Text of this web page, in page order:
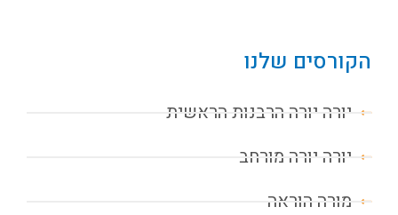
הקורסים שלנו
יורה יורה הרבנות הראשית
יורה יורה מורחב
מורה הוראה